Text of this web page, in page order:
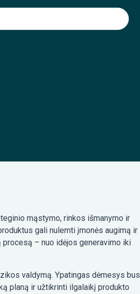
mąstymo, rinkos išmanymo ir
gali nulemti įmonės augimą ir
– nuo idėjos generavimo iki
valdymą. Ypatingas dėmesys bus
planą ir užtikrinti ilgalaikį produkto